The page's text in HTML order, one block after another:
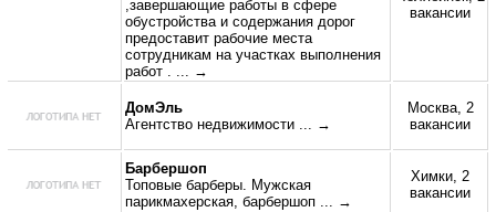
,завершающие работы в сфере
обустройства и содержания дорог
предоставит рабочие места
сотрудникам на участках выполнения
работ .
... →
вакансии
ДомЭль
Агентство недвижимости
... →
Москва, 2
вакансии
Барбершоп
Топовые барберы. Мужская
парикмахерская, барбершоп
... →
Химки, 2
вакансии